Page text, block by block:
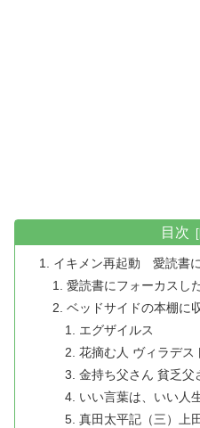
目次
イキメン再起動 愛読書
愛読書にフォーカスし
ベッドサイドの本棚に
エグザイルス
花摘む人 ヴィラデス
金持ち父さん 貧乏父
いい言葉は、いい人
真田太平記（三）上